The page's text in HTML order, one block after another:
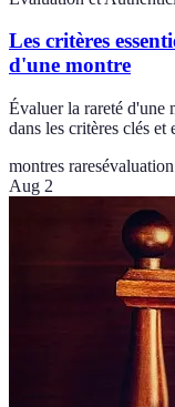
Les critères
d'une montre
Évaluer la rareté d'une
dans les critères clés et
montres rares
Aug 2